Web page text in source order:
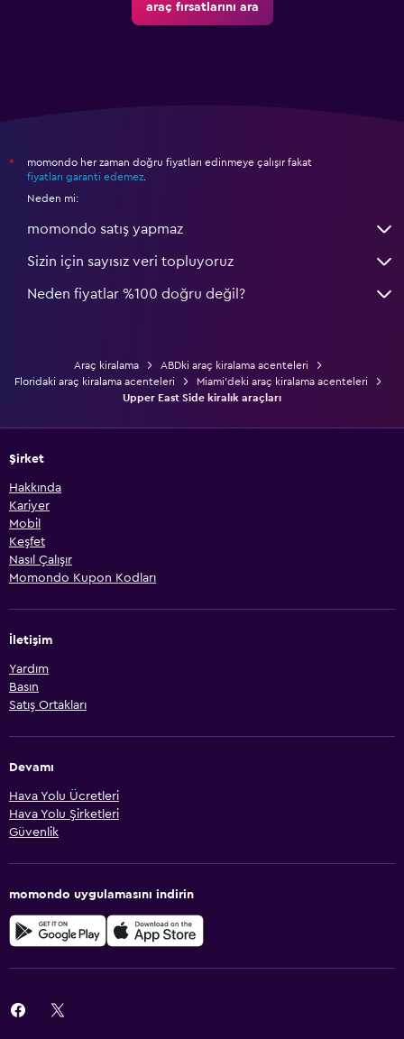
araç fırsatlarını ara
*
momondo her zaman doğru fiyatları edinmeye çalışır fakat
fiyatları garanti edemez.
Neden mi:
momondo satış yapmaz
Sizin için sayısız veri topluyoruz
Neden fiyatlar %100 doğru değil?
Araç kiralama
ABDki araç kiralama acenteleri
Floridaki araç kiralama acenteleri
Miami'deki araç kiralama acenteleri
Upper East Side kiralık araçları
Şirket
Hakkında
Kariyer
Mobil
Keşfet
Nasıl Çalışır
Momondo Kupon Kodları
İletişim
Yardım
Basın
Satış Ortakları
Devamı
Hava Yolu Ücretleri
Hava Yolu Şirketleri
Güvenlik
momondo uygulamasını indirin